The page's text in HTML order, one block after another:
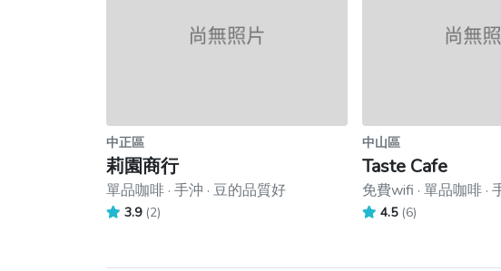
中正區
莉園商行
單品咖啡 · 手沖 · 豆的品質好
3.9 (2)
中山區
Taste Cafe
免費wifi · 單品咖啡 ·
4.5 (6)